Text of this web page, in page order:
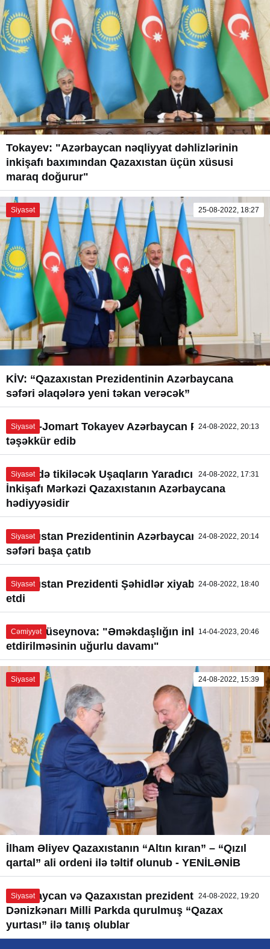
Tokayev: "Azərbaycan nəqliyyat dəhlizlərinin
inkişafı baxımından Qazaxıstan üçün xüsusi
maraq doğurur"
Siyasət 25-08-2022, 18:27
KİV: “Qazaxıstan Prezidentinin Azərbaycana
səfəri əlaqələrə yeni təkan verəcək”
Siyasət 24-08-2022, 20:13
Kasım-Jomart Tokayev Azərbaycan Prezidentinə
təşəkkür edib
Siyasət 24-08-2022, 17:31
Füzulidə tikiləcək Uşaqların Yaradıcılığının
İnkişafı Mərkəzi Qazaxıstanın Azərbaycana
hədiyyəsidir
Siyasət 24-08-2022, 20:14
Qazaxıstan Prezidentinin Azərbaycana rəsmi
səfəri başa çatıb
Siyasət 24-08-2022, 18:40
Qazaxıstan Prezidenti Şəhidlər xiyabanını ziyarət
etdi
Cəmiyyət 14-04-2023, 20:46
Fidan Hüseynova: "Əməkdaşlığın inkişaf
etdirilməsinin uğurlu davamı"
Siyasət 24-08-2022, 15:39
İlham Əliyev Qazaxıstanın “Altın kıran” – “Qızıl
qartal” ali ordeni ilə təltif olunub - YENİLƏNİB
Siyasət 24-08-2022, 19:20
Azərbaycan və Qazaxıstan prezidentləri
Dənizkənarı Milli Parkda qurulmuş “Qazax
yurtası” ilə tanış olublar